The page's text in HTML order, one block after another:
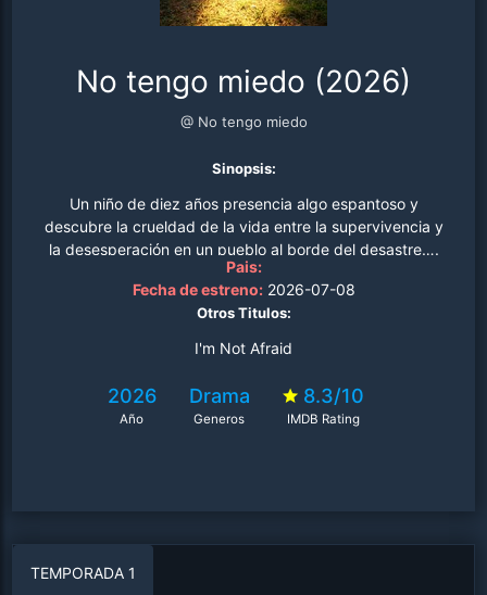
No tengo miedo (2026)
@ No tengo miedo
Sinopsis:
Un niño de diez años presencia algo espantoso y
descubre la crueldad de la vida entre la supervivencia y
la desesperación en un pueblo al borde del desastre….
Pais:
Fecha de estreno:2026-07-08
Otros Titulos:
I'm Not Afraid
2026
Año
Drama
Generos
8.3/10
IMDB Rating
TEMPORADA 1